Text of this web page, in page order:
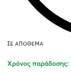
ΣΕ ΑΠΌΘΕΜΑ
Χρόνος παράδοσης: